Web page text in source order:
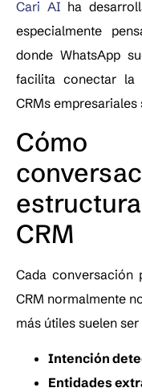
Cari AI ha
especialmente
donde WhatsApp
facilita conectar la
CRMs
Cómo
CRM
Cada conversación
CRM normalmente
más útiles suelen ser
Intención
Entidades